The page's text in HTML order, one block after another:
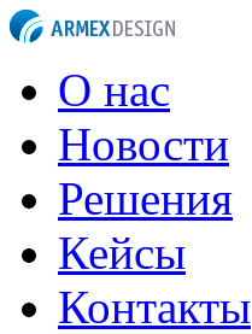
О нас
Новости
Решения
Кейсы
Контакты